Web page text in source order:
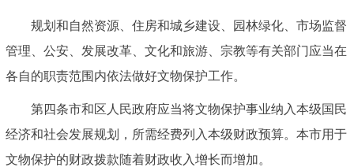
规划和自然资源、住房和城乡建设、园林绿化、市场监督
管理、公安、发展改革、文化和旅游、宗教等有关部门应当在
各自的职责范围内依法做好文物保护工作。
第四条市和区人民政府应当将文物保护事业纳入本级国民
经济和社会发展规划，所需经费列入本级财政预算。本市用于
文物保护的财政拨款随着财政收入增长而增加。